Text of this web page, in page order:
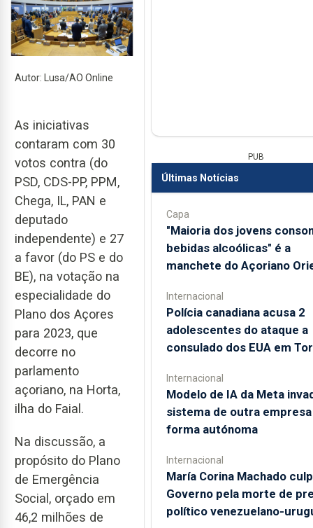
Autor: Lusa/AO Online
As iniciativas
contaram com 30
votos contra (do
PSD, CDS-PP, PPM,
Chega, IL, PAN e
deputado
independente) e 27
a favor (do PS e do
BE), na votação na
especialidade do
Plano dos Açores
para 2023, que
decorre no
parlamento
açoriano, na Horta,
ilha do Faial.
Na discussão, a
propósito do Plano
de Emergência
Social, orçado em
46,2 milhões de
PUB
Últimas Notícias
Capa
"Maioria dos jovens
bebidas alcoólicas" é a
manchete do Açoriano
Internacional
Polícia canadiana acusa 2
adolescentes do ataque a
consulado dos EUA em
Internacional
Modelo de IA da Meta
sistema de outra
forma autónoma
Internacional
María Corina Machado
Governo pela morte de
político venezuelano-